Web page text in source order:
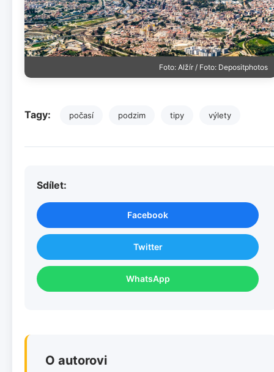
Foto: Alžír / Foto: Depositphotos
Tagy: počasí podzim tipy výlety
Sdílet:
Facebook
Twitter
WhatsApp
O autorovi